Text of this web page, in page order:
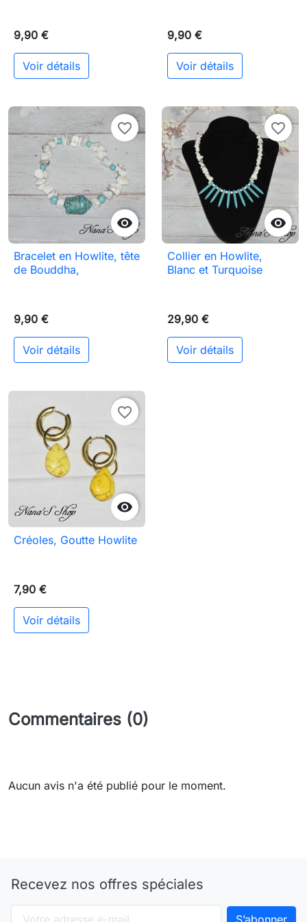
9,90 €
Voir détails
9,90 €
Voir détails

favorite_border
Bracelet en Howlite, tête
de Bouddha,
9,90 €
Voir détails

favorite_border
Collier en Howlite,
Blanc et Turquoise
29,90 €
Voir détails

favorite_border
Créoles, Goutte Howlite
7,90 €
Voir détails
Commentaires (0)
Aucun avis n'a été publié pour le moment.
Recevez nos offres spéciales